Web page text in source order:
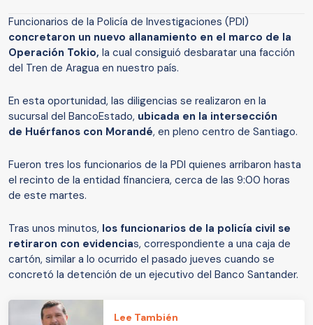
Funcionarios de la Policía de Investigaciones (PDI)
concretaron un nuevo allanamiento en el marco de la
Operación Tokio, la cual consiguió desbaratar una facción
del Tren de Aragua en nuestro país.
En esta oportunidad, las diligencias se realizaron en la
sucursal del BancoEstado, ubicada en la intersección
de Huérfanos con Morandé, en pleno centro de Santiago.
Fueron tres los funcionarios de la PDI quienes arribaron hasta
el recinto de la entidad financiera, cerca de las 9:00 horas
de este martes.
Tras unos minutos, los funcionarios de la policía civil se
retiraron con evidencias, correspondiente a una caja de
cartón, similar a lo ocurrido el pasado jueves cuando se
concretó la detención de un ejecutivo del Banco Santander.
Lee También